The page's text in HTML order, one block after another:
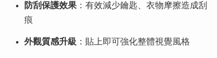
防刮保護效果：有效減少鑰匙、衣物摩擦造成刮
痕
外觀質感升級 ：貼上即可強化整體視覺風格